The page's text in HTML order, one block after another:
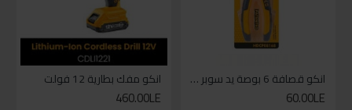
انكو قصافة 6 بوصة يد سوبر وان
60.00LE
انكو مفك بطارية 12 فولت
460.00LE